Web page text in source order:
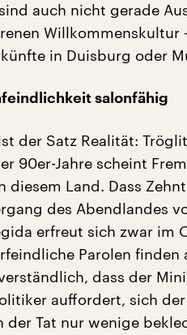
auch nicht gerade
in Duisburg oder
salonfähig
der Satz Realität:
90er-Jahre scheint
diesem Land. Dass
des Abendlandes
erfreut sich zwar im
Parolen
dass der
auffordert, sich
der Tat nur wenige